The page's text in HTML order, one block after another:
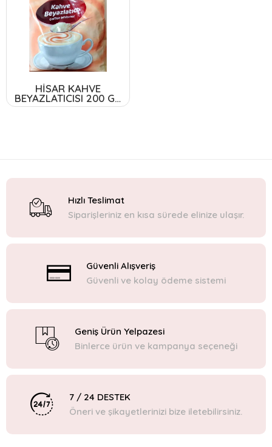
HİSAR KAHVE
BEYAZLATICISI 200 GR
X 12
Hızlı Teslimat
Siparişleriniz en kısa sürede elinize ulaşır.
Güvenli Alışveriş
Güvenli ve kolay ödeme sistemi
Geniş Ürün Yelpazesi
Binlerce ürün ve kampanya seçeneği
7 / 24 DESTEK
Öneri ve şikayetlerinizi bize iletebilirsiniz.